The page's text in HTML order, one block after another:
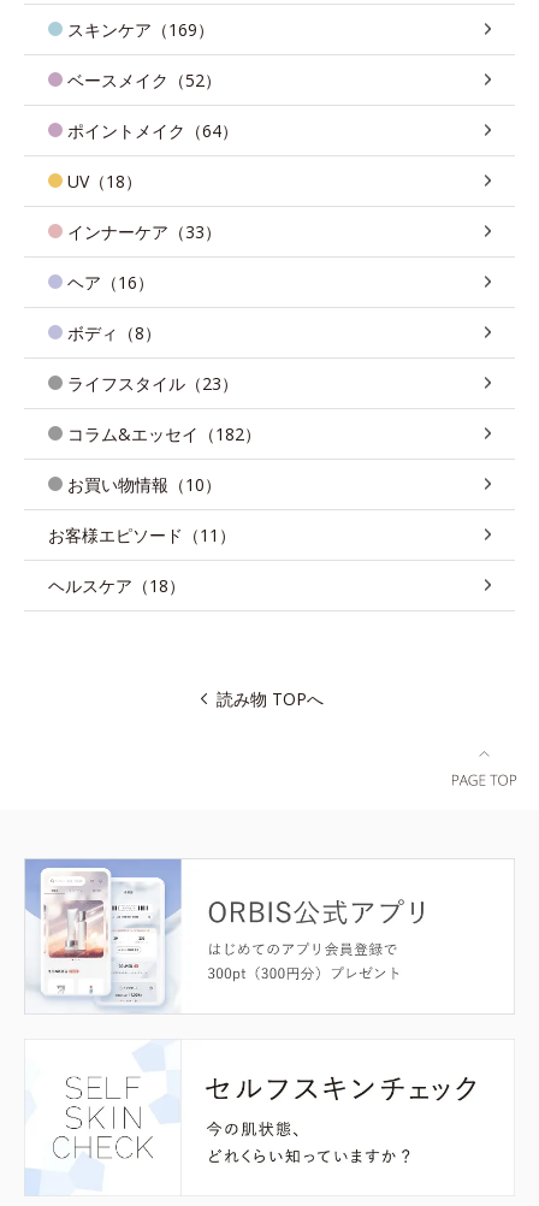
スキンケア（169）
ベースメイク（52）
ポイントメイク（64）
UV（18）
インナーケア（33）
ヘア（16）
ボディ（8）
ライフスタイル（23）
コラム&エッセイ（182）
お買い物情報（10）
お客様エピソード（11）
ヘルスケア（18）
読み物 TOPへ